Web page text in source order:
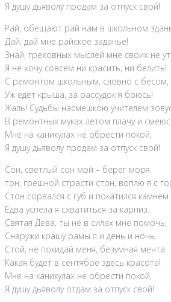
Я душу дьяволу продам за отпуск свой!
Рай, обещают рай нам в школьном
Дай, дай мне райское заданье!
Знай, греховных мыслей мне своих не
Я не хочу совсем ни красить, ни белить!
С ремонтом школьным, словно с бесом,
Уж едет крыша, за рассудок я боюсь!
Жаль! Судьбы насмешкою учителем
В ремонтных муках летом плачу и
Мне на каникулах не обрести покой,
Я душу дьяволу продам за отпуск свой!
Сон, светлый сон мой – берег моря.
тон, грешной страсти стон, воплю я с
Стон сорвался с губ и покатился камнем
Едва успела я схватиться за карниз.
Святая Дева, ты не в силах мне помочь,
Снаружи крашу рамы я и день и ночь.
Стой, не покидай меня, безумная мечта:
Какая будет в сентябре здесь красота!
Мне на каникулах не обрести покой,
Я душу дьяволу отдам за отпуск свой!